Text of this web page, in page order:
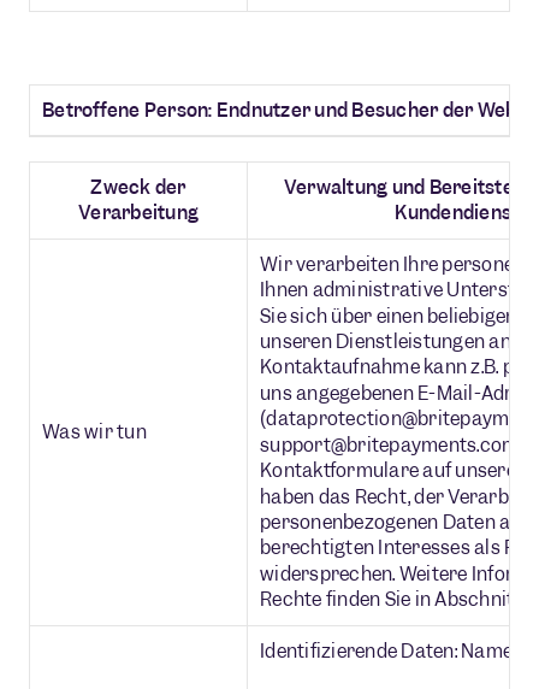
Betroffene Person: Endnutzer und Besucher der
Zweck der
Verarbeitung
Verwaltung und
Was wir tun
Wir verarbeiten Ihre
Ihnen administrative
Sie sich über einen beliebigen
unseren Dienstleistungen an
Kontaktaufnahme kann z.B. per
uns angegebenen E-Mail-
support@britepayments.com)
Kontaktformulare auf unserer
haben das Recht, der
personenbezogenen Daten auf
berechtigten Interesses als
widersprechen. Weitere
Rechte finden Sie in Abschnitt 4.
Identifizierende Daten: Name,